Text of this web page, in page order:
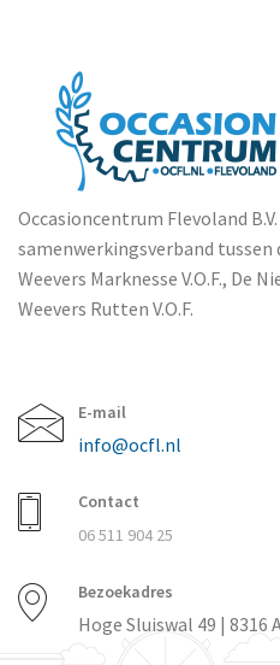
Occasioncentrum Flevoland B.V.
samenwerkingsverband
Weevers Marknesse V.O.F., De
Weevers Rutten V.O.F.
E-mail
info@ocfl.nl
Contact
06 511 904 25
Bezoekadres
Hoge Sluiswal 49 | 8316